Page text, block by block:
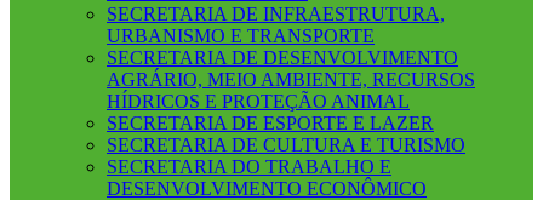
SECRETARIA DE INFRAESTRUTURA,
URBANISMO E TRANSPORTE
SECRETARIA DE DESENVOLVIMENTO
AGRÁRIO, MEIO AMBIENTE, RECURSOS
HÍDRICOS E PROTEÇÃO ANIMAL
SECRETARIA DE ESPORTE E LAZER
SECRETARIA DE CULTURA E TURISMO
SECRETARIA DO TRABALHO E
DESENVOLVIMENTO ECONÔMICO